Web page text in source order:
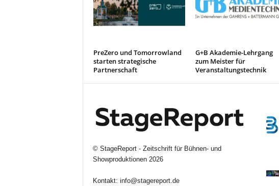
PreZero und Tomorrowland
starten strategische
Partnerschaft
G+B Akademie-Lehrgang
zum Meister für
Veranstaltungstechnik
© StageReport - Zeitschrift für Bühnen- und
Showproduktionen2026
Kontakt: info@stagereport.de